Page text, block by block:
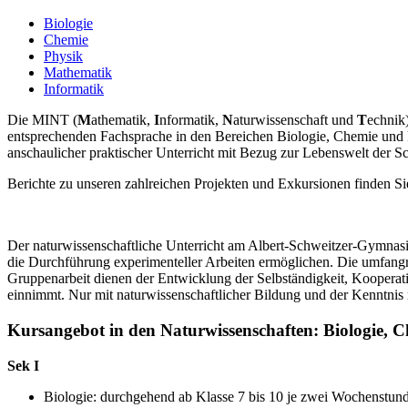
Biologie
Chemie
Physik
Mathematik
Informatik
Die MINT (Mathematik, Informatik, Naturwissenschaft und T
entsprechenden Fachsprache in den Bereichen Biologie, Chemie
anschaulicher praktischer Unterricht mit Bezug zur Lebenswelt der
Berichte zu unseren zahlreichen Projekten und Exkursionen finden
Der naturwissenschaftliche Unterricht am Albert-Schweitzer-
die Durchführung experimenteller Arbeiten ermöglichen. Die
Gruppenarbeit dienen der Entwicklung der Selbständigkeit,
einnimmt. Nur mit naturwissenschaftlicher Bildung und der
Kursangebot in den Naturwissenschaften: Biologie,
Sek I
Biologie: durchgehend ab Klasse 7 bis 10 je zwei